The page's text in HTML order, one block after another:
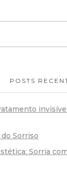
POSTS
Sorriso
Sorria